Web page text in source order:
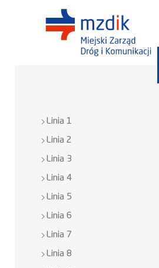
Linia 1
Linia 2
Linia 3
Linia 4
Linia 5
Linia 6
Linia 7
Linia 8